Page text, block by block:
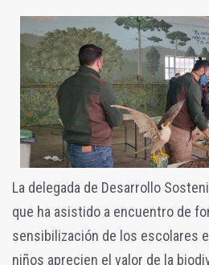
La delegada de Desarrollo
que ha asistido a encuentro de
sensibilización de los escolares
niños aprecien el valor de la